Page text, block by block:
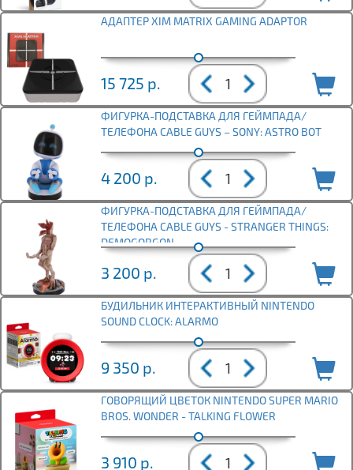
АДАПТЕР XIM MATRIX GAMING ADAPTOR
15 725 р.
ФИГУРКА-ПОДСТАВКА ДЛЯ ГЕЙМПАДА/
ТЕЛЕФОНА CABLE GUYS – SONY: ASTRO BOT
4 200 р.
ФИГУРКА-ПОДСТАВКА ДЛЯ ГЕЙМПАДА/
ТЕЛЕФОНА CABLE GUYS - STRANGER THINGS:
DEMOGORGON
3 200 р.
БУДИЛЬНИК ИНТЕРАКТИВНЫЙ NINTENDO
SOUND CLOCK: ALARMO
9 350 р.
ГОВОРЯЩИЙ ЦВЕТОК NINTENDO SUPER MARIO
BROS. WONDER - TALKING FLOWER
3 910 р.